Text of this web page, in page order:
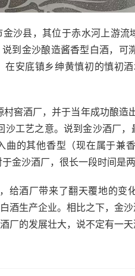
沙县，其位于赤水河上游流
到金沙酿造酱香型白酒，可
安底镇乡绅黄慎初的慎初
窖酒厂，并于当年成功酿造
沙工艺之意。说到金沙酒厂
曲的其他香型（现在属于兼
金沙酒厂，很长一段时间是
给酒厂带来了翻天覆地的变
酒生产企业。相比之下，金
厂的发展壮大，说不定有一天